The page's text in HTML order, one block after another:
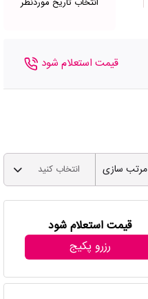
قیمت استعلام شود
مرتب سازی انتخاب کنید
قیمت استعلام شود
رزرو پکیج